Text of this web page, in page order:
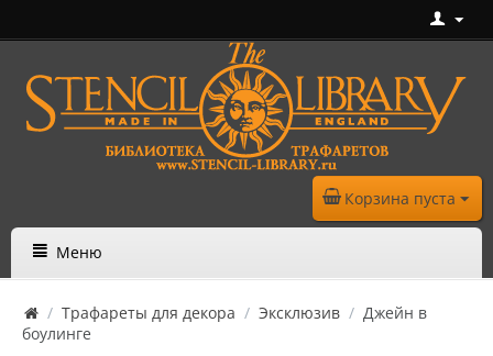
Корзина пуста
Меню
/ Трафареты для декора / Эксклюзив / Джейн в
боулинге